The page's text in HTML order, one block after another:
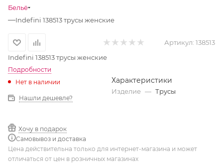
Бельё
—Indefini 138513 трусы женские
Артикул: 138513
Indefini 138513 трусы женские
Подробности
Нет в наличии
Нашли дешевле?
Хочу в подарок
Самовывоз и доставка
Характеристики
Изделие — Трусы
Цена действительна только для интернет-магазина и может
отличаться от цен в розничных магазинах